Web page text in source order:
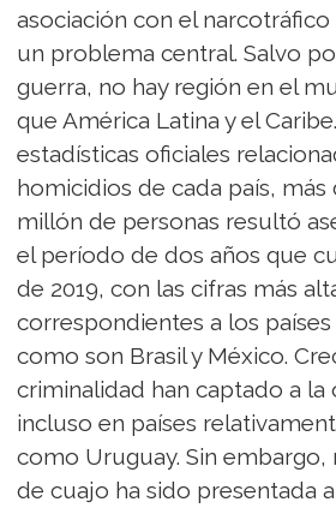
asociación con el
un problema central. Salvo
guerra, no hay región en el
que América Latina y el
estadísticas oficiales
homicidios de cada país,
millón de personas resultó
el período de dos años que
de 2019, con las cifras más
correspondientes a los
como son Brasil y México.
criminalidad han captado a la
incluso en países
como Uruguay. Sin embargo,
de cuajo ha sido presentada